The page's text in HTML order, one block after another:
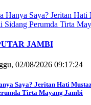
JAMBI
02/08/2026 09:17:24
Saya? Jeritan Hati
Tirta Mayang Jambi